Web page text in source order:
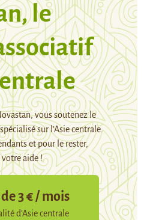
le
vous soutenez le
sur l’Asie centrale.
et pour le rester,
votre aide !
3 € / mois
d’Asie centrale